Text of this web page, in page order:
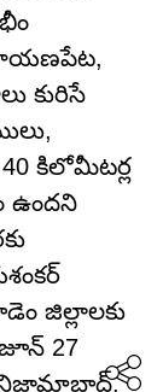
కురిసే
కిలోమీటర్ల
ఉందని
జిల్లాలకు
27
నిజామాబాద్,